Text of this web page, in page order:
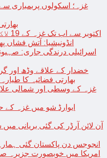
7 اکتوبر سے اب تک غزہ کے 19 لاکھ شہری بے گھر ہوگئے
انڈونیشیا: آتش فشاں پھٹنے سے 11
اسرائیلی درندگی جاری:
خضدار کے علاقے وڈھ اور
بھارتی فضائیہ کا طیارہ گر کر
غزہ کے وسطی اور شمالی
آن لائن آرڈر کی گئی بریانی
انجوجس دن پاکستان گئی